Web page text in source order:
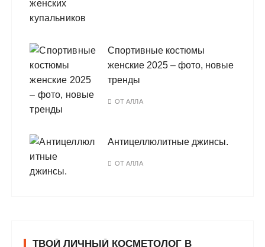
Спортивные костюмы
женские 2025 – фото, новые
тренды
ОТАЛЛА
Антицеллюлитные джинсы.
ОТАЛЛА
ТВОЙ ЛИЧНЫЙ КОСМЕТОЛОГ В